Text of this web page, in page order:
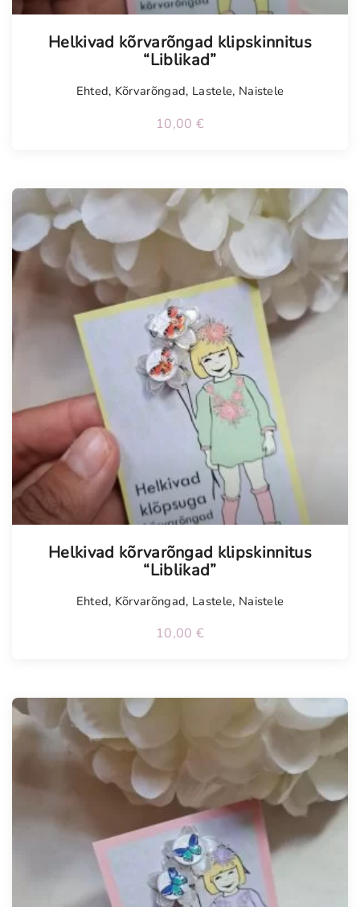
Helkivad kõrvarõngad klipskinnitus
“Liblikad”
Ehted, Kõrvarõngad, Lastele, Naistele
10,00 €
Helkivad kõrvarõngad klipskinnitus
“Liblikad”
Ehted, Kõrvarõngad, Lastele, Naistele
10,00 €